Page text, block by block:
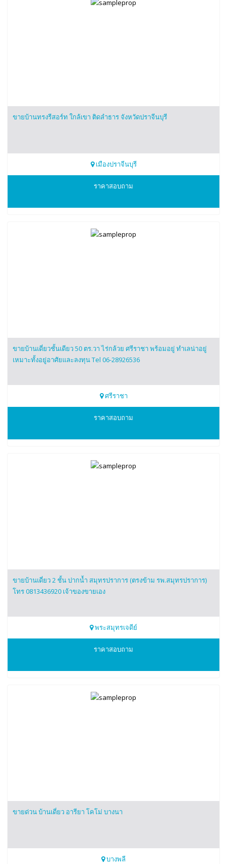
0917823467
ขายบ้านทรงรีสอร์ท ใกล้เขา ติดลำธาร จังหวัดปราจีนบุรี
เมืองปราจีนบุรี
ราคาสอบถาม
0628926536
ขายบ้านเดี่ยวชั้นเดียว 50 ตร.วา ไร่กล้วย ศรีราชา พร้อมอยู่ ทำเลน่าอยู่
เหมาะทั้งอยู่อาศัยและลงทุน Tel 06-28926536
ศรีราชา
ราคาสอบถาม
0813436920
ขายบ้านเดี่ยว 2 ชั้น ปากน้ำ สมุทรปราการ (ตรงข้าม รพ.สมุทรปราการ)
โทร 0813436920 เจ้าของขายเอง
พระสมุทรเจดีย์
ราคาสอบถาม
ขายด่วน บ้านเดี่ยว อารียา โคโม่ บางนา
บางพลี